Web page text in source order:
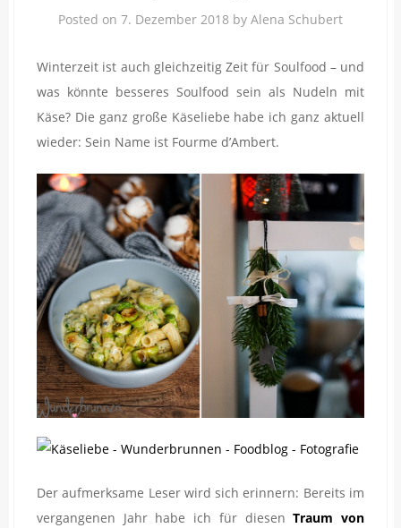
Posted on 7. Dezember 2018 by Alena Schubert
Winterzeit ist auch gleichzeitig Zeit für Soulfood – und
was könnte besseres Soulfood sein als Nudeln mit
Käse? Die ganz große Käseliebe habe ich ganz aktuell
wieder: Sein Name ist Fourme d’Ambert.
Der aufmerksame Leser wird sich erinnern: Bereits im
vergangenen Jahr habe ich für diesenTraum von